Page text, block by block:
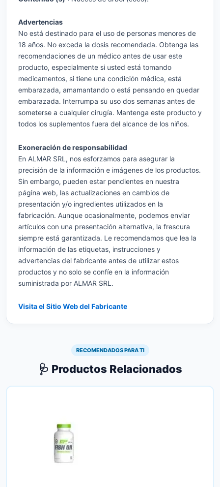
Advertencias
No está destinado para el uso de personas menores de
18 años. No exceda la dosis recomendada. Obtenga las
recomendaciones de un médico antes de usar este
producto, especialmente si usted está tomando
medicamentos, si tiene una condición médica, está
embarazada, amamantando o está pensando en quedar
embarazada. Interrumpa su uso dos semanas antes de
someterse a cualquier cirugía. Mantenga este producto y
todos los suplementos fuera del alcance de los niños.
Exoneración de responsabilidad
En ALMAR SRL, nos esforzamos para asegurar la
precisión de la información e imágenes de los productos.
Sin embargo, pueden estar pendientes en nuestra
página web, las actualizaciones en cambios de
presentación y/o ingredientes utilizados en la
fabricación. Aunque ocasionalmente, podemos enviar
artículos con una presentación alternativa, la frescura
siempre está garantizada. Le recomendamos que lea la
información de las etiquetas, instrucciones y
advertencias del fabricante antes de utilizar estos
productos y no solo se confíe en la información
suministrada por ALMAR SRL.
Visita el Sitio Web del Fabricante
RECOMENDADOS PARA TI
🩺 Productos Relacionados